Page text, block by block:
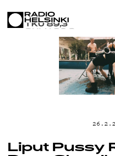
ON-
Liput Pussy